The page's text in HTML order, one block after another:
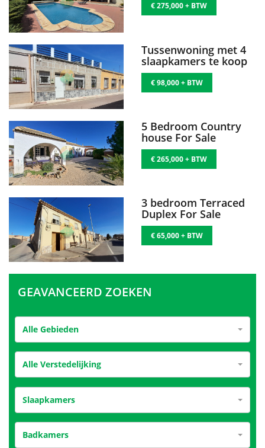
€ 275,000 + BTW
Tussenwoning met 4
slaapkamers te koop
€ 98,000 + BTW
5 Bedroom Country
house For Sale
€ 265,000 + BTW
3 bedroom Terraced
Duplex For Sale
€ 65,000 + BTW
GEAVANCEERD ZOEKEN
Alle Gebieden
Alle Verstedelijking
Slaapkamers
Badkamers